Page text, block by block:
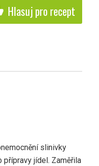
Hlasuj pro recept
slinivky
jídel. Zaměřila